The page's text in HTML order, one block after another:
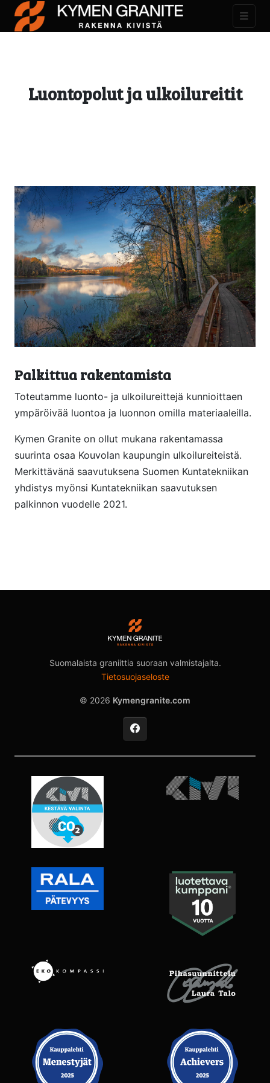
Luontopolut ja ulkoilureitit
Palkittua rakentamista
Toteutamme luonto- ja ulkoilureittejä kunnioittaen
ympäröivää luontoa ja luonnon omilla materiaaleilla.
Kymen Granite on ollut mukana rakentamassa
suurinta osaa Kouvolan kaupungin ulkoilureiteistä.
Merkittävänä saavutuksena Suomen Kuntatekniikan
yhdistys myönsi Kuntatekniikan saavutuksen
palkinnon vuodelle 2021.
Suomalaista graniittia suoraan valmistajalta.
Tietosuojaseloste
© 2026 Kymengranite.com